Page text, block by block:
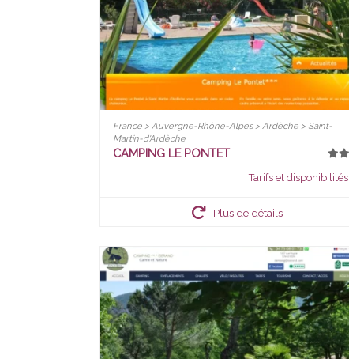
France > Auvergne-Rhône-Alpes > Ardèche > Saint-
Martin-d'Ardèche
CAMPING LE PONTET
Tarifs et disponibilités
Plus de détails